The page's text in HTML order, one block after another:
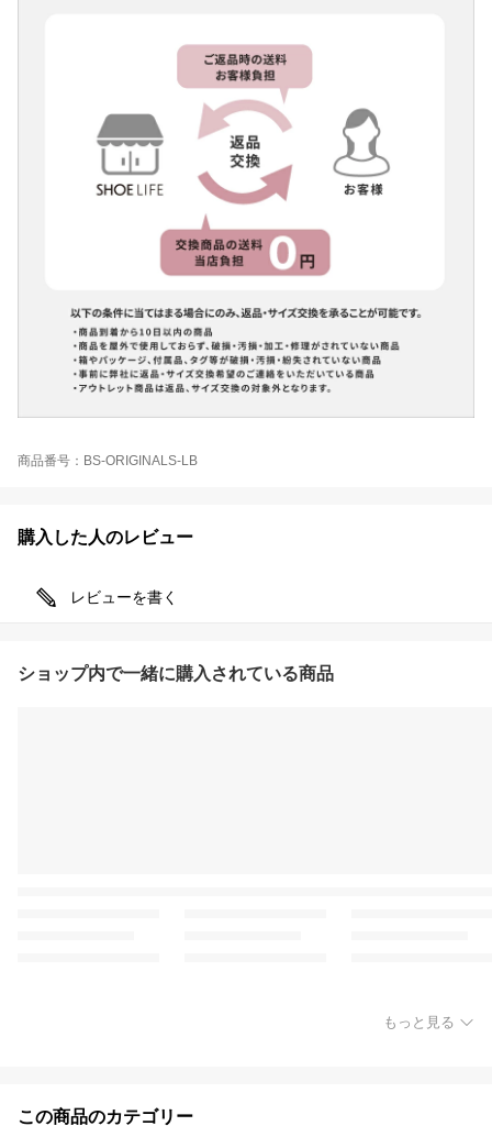
商品番号：BS-ORIGINALS-LB
購入した人のレビュー
レビューを書く
ショップ内で一緒に購入されている商品
もっと見る
この商品のカテゴリー